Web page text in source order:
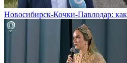
Новосибирск-Кочки-Павлодар: